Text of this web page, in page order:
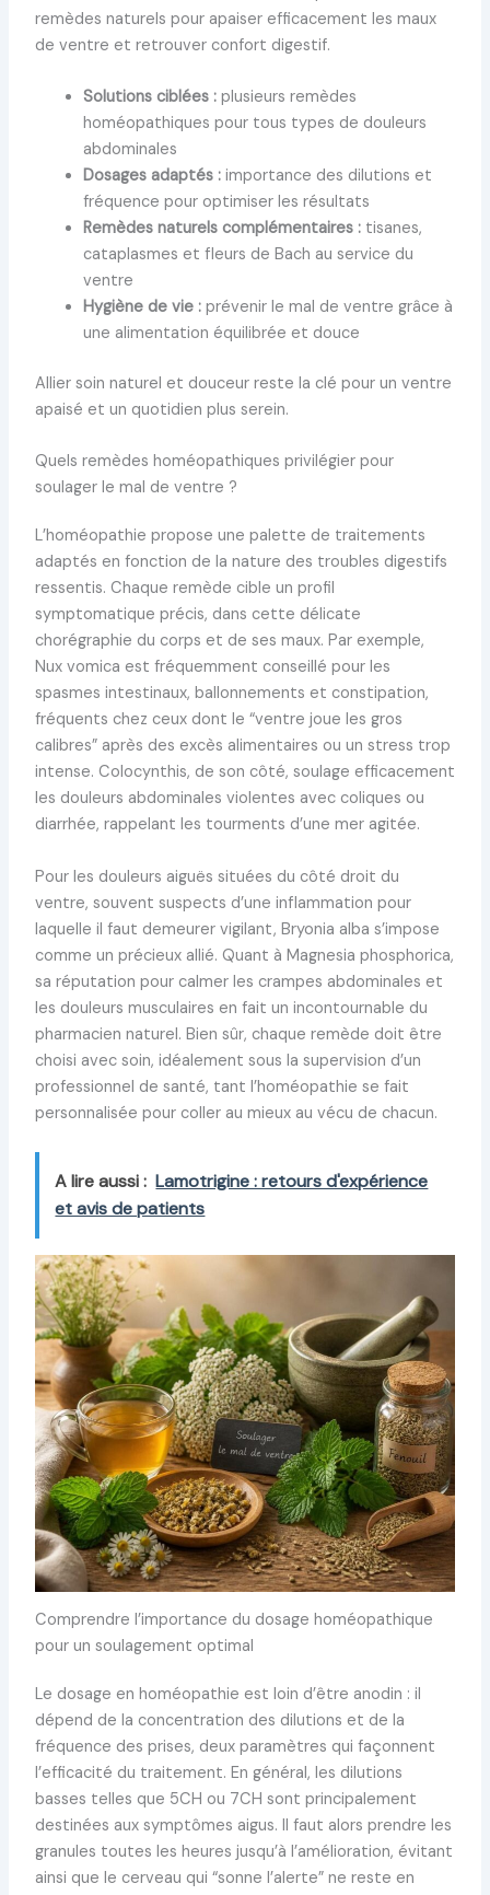
remèdes naturels pour apaiser efficacement les maux
de ventre et retrouver confort digestif.
Solutions ciblées :plusieurs remèdes
homéopathiques pour tous types de douleurs
abdominales
Dosages adaptés :importance des dilutions et
fréquence pour optimiser les résultats
Remèdes naturels complémentaires :tisanes,
cataplasmes et fleurs de Bach au service du
ventre
Hygiène de vie :prévenir le mal de ventre grâce à
une alimentation équilibrée et douce
Allier soin naturel et douceur reste la clé pour un ventre
apaisé et un quotidien plus serein.
Quels remèdes homéopathiques privilégier pour
soulager le mal de ventre ?
L’homéopathie propose une palette de traitements
adaptés en fonction de la nature des troubles digestifs
ressentis. Chaque remède cible un profil
symptomatique précis, dans cette délicate
chorégraphie du corps et de ses maux. Par exemple,
Nux vomica est fréquemment conseillé pour les
spasmes intestinaux, ballonnements et constipation,
fréquents chez ceux dont le “ventre joue les gros
calibres” après des excès alimentaires ou un stress trop
intense. Colocynthis, de son côté, soulage efficacement
les douleurs abdominales violentes avec coliques ou
diarrhée, rappelant les tourments d’une mer agitée.
Pour les douleurs aiguës situées du côté droit du
ventre, souvent suspects d’une inflammation pour
laquelle il faut demeurer vigilant, Bryonia alba s’impose
comme un précieux allié. Quant à Magnesia phosphorica,
sa réputation pour calmer les crampes abdominales et
les douleurs musculaires en fait un incontournable du
pharmacien naturel. Bien sûr, chaque remède doit être
choisi avec soin, idéalement sous la supervision d’un
professionnel de santé, tant l’homéopathie se fait
personnalisée pour coller au mieux au vécu de chacun.
A lire aussi : Lamotrigine : retours d'expérience
et avis de patients
Comprendre l’importance du dosage homéopathique
pour un soulagement optimal
Le dosage en homéopathie est loin d’être anodin : il
dépend de la concentration des dilutions et de la
fréquence des prises, deux paramètres qui façonnent
l’efficacité du traitement. En général, les dilutions
basses telles que 5CH ou 7CH sont principalement
destinées aux symptômes aigus. Il faut alors prendre les
granules toutes les heures jusqu’à l’amélioration, évitant
ainsi que le cerveau qui “sonne l’alerte” ne reste en